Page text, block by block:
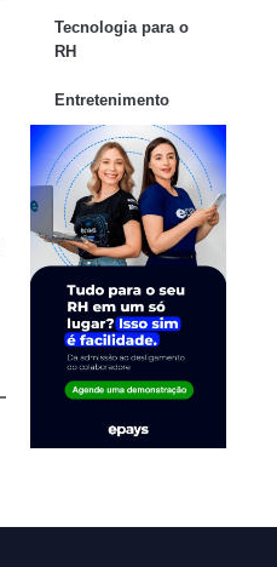
Tecnologia para o
RH
Entretenimento